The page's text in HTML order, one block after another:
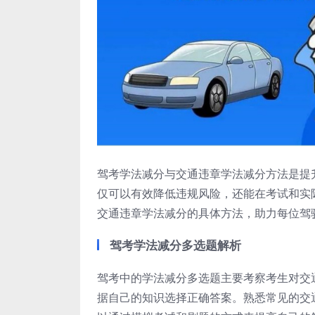
驾考学法减分与交通违章学法减分方法是
仅可以有效降低违规风险，还能在考试和
交通违章学法减分的具体方法，助力每位
驾考学法减分多选题解析
驾考中的学法减分多选题主要考察考生对
据自己的知识选择正确答案。熟悉常见的